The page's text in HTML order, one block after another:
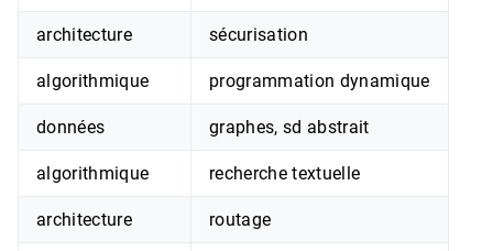
architecture sécurisation
algorithmique programmation dynamique
données graphes, sd abstrait
algorithmique recherche textuelle
architecture routage